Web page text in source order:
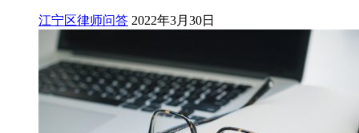
江宁区律师问答 2022年3月30日